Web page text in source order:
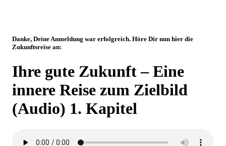
Danke, Deine Anmeldung war erfolgreich. Höre Dir nun hier die
Zukunftsreise an:
Ihre gute Zukunft – Eine
innere Reise zum Zielbild
(Audio) 1. Kapitel